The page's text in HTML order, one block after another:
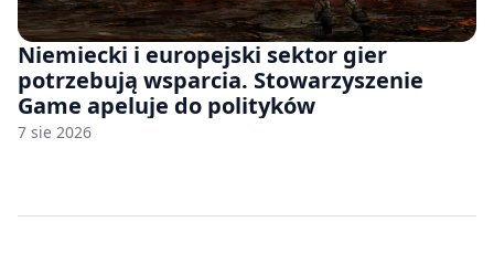
Niemiecki i europejski sektor gier
potrzebują wsparcia. Stowarzyszenie
Game apeluje do polityków
7 sie 2026